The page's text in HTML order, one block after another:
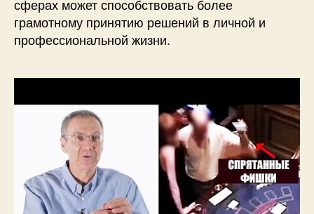
сферах может способствовать более
грамотному принятию решений в личной и
профессиональной жизни.